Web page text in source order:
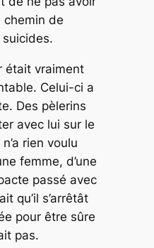
de
était vraiment
Celui-ci a
Des pèlerins
avec lui sur le
rien voulu
femme, d’une
passé avec
qu’il s’arrêtât
pour être sûre
pas.